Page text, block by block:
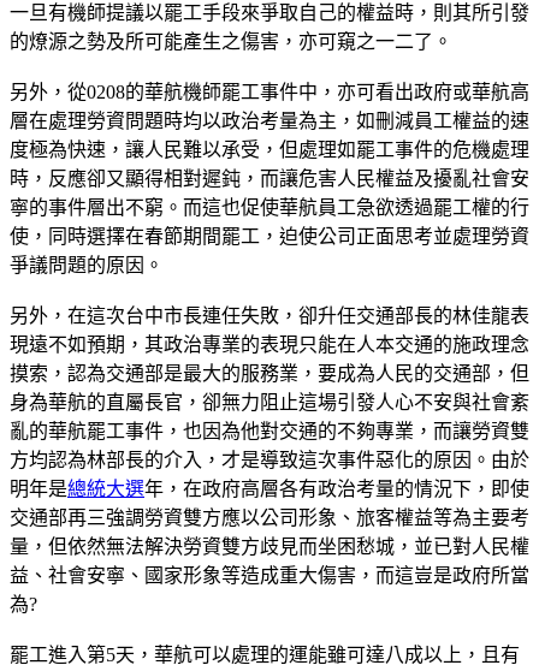
一旦有機師提議以罷工手段來爭取自己的權益時，則其所引發
的燎源之勢及所可能產生之傷害，亦可窺之一二了。
另外，從0208的華航機師罷工事件中，亦可看出政府或華航高
層在處理勞資問題時均以政治考量為主，如刪減員工權益的速
度極為快速，讓人民難以承受，但處理如罷工事件的危機處理
時，反應卻又顯得相對遲鈍，而讓危害人民權益及擾亂社會安
寧的事件層出不窮。而這也促使華航員工急欲透過罷工權的行
使，同時選擇在春節期間罷工，迫使公司正面思考並處理勞資
爭議問題的原因。
另外，在這次台中市長連任失敗，卻升任交通部長的林佳龍表
現遠不如預期，其政治專業的表現只能在人本交通的施政理念
摸索，認為交通部是最大的服務業，要成為人民的交通部，但
身為華航的直屬長官，卻無力阻止這場引發人心不安與社會紊
亂的華航罷工事件，也因為他對交通的不夠專業，而讓勞資雙
方均認為林部長的介入，才是導致這次事件惡化的原因。由於
明年是總統大選年，在政府高層各有政治考量的情況下，即使
交通部再三強調勞資雙方應以公司形象、旅客權益等為主要考
量，但依然無法解決勞資雙方歧見而坐困愁城，並已對人民權
益、社會安寧、國家形象等造成重大傷害，而這豈是政府所當
為?
罷工進入第5天，華航可以處理的運能雖可達八成以上，且有